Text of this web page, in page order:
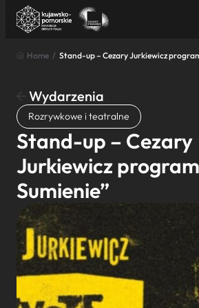
Znajdź atrakcję
Nazwa atrakcji
Miasto
Kategoria
Wyszukaj
Home / Stand-up – Cezary Jurkiewicz
Wydarzenia
Rozrywkowe i teatralne
Stand-up – Cezary
Jurkiewicz
Sumienie”